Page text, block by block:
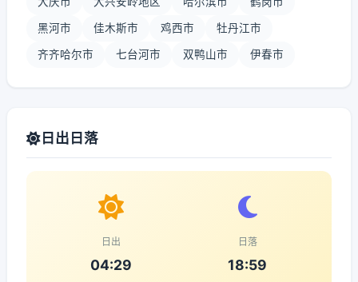
黑河市 佳木斯市 鸡西市 牡丹江市
齐齐哈尔市 七台河市 双鸭山市 伊春市
日出日落
日出
04:29
日落
18:59